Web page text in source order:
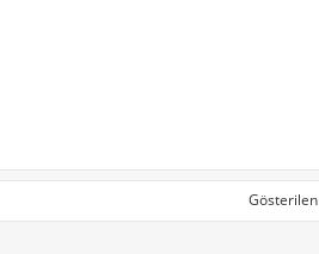
Gösterilen